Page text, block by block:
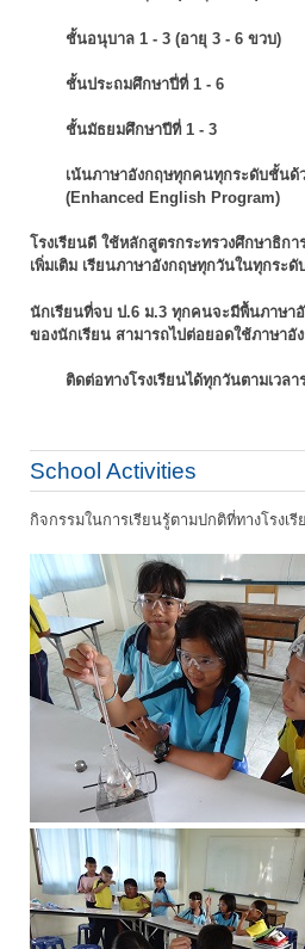
ชั้นอนุบาล 1 - 3 (อายุ 3 - 6 ขวบ)
ชั้นประถมศึกษาปี่ที่ 1 - 6
ชั้นมัธยมศึกษาปีที่ 1 - 3
เน้นภาษาอังกฤษทุกคนทุกระดับชั้นด้
(Enhanced English Program)
โรงเรียนดี ใช้หลักสูตรกระทรวงศึกษาธิก
เพิ่มเติม เรียนภาษาอังกฤษทุกวันในทุกระดั
นักเรียนที่จบ ป.6 ม.3 ทุกคนจะมีพื้นภาษา
ของนักเรียน สามารถไปต่อยอดใช้ภาษาอั
ติดต่อทางโรงเรียนได้ทุกวันตามเวลา
School Activities
กิจกรรมในการเรียนรู้ตามปกติที่ทางโรงเ